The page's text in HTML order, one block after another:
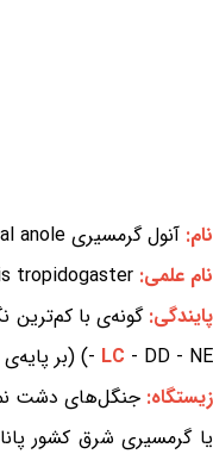
نام: آنول گرمسیری Tropical anole
نام علمی: tropidogaster
پایندگی:
- LC - DD - NE) (بر پایه‌ی سیاهه‌ی سرخ IUCN)
زیستگاه:جنگل‌های دشت
یا گرمسیری شرق کشور